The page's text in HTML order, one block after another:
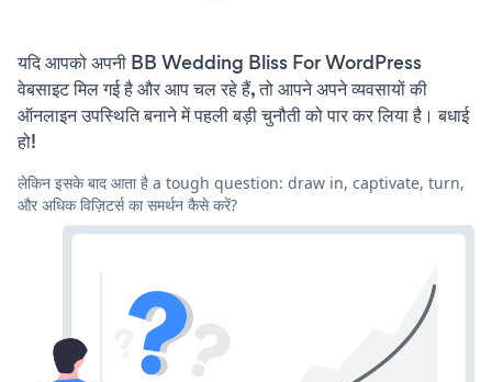
यदि आपको अपनी BB Wedding Bliss For WordPress
वेबसाइट मिल गई है और आप चल रहे हैं, तो आपने अपने व्यवसायों की
ऑनलाइन उपस्थिति बनाने में पहली बड़ी चुनौती को पार कर लिया है। बधाई
हो!
लेकिन इसके बाद आता है a tough question: draw in, captivate, turn,
और अधिक विज़िटर्स का समर्थन कैसे करें?